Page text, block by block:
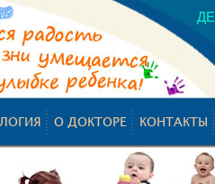
О ДОКТОРЕ КОНТАКТЫ